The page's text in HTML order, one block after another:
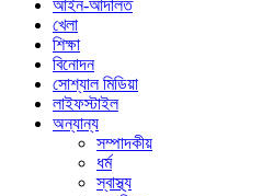
আইন-আদালত
খেলা
শিক্ষা
বিনোদন
সোশ্যাল মিডিয়া
লাইফস্টাইল
অন্যান্য
সম্পাদকীয়
ধর্ম
স্বাস্থ্য